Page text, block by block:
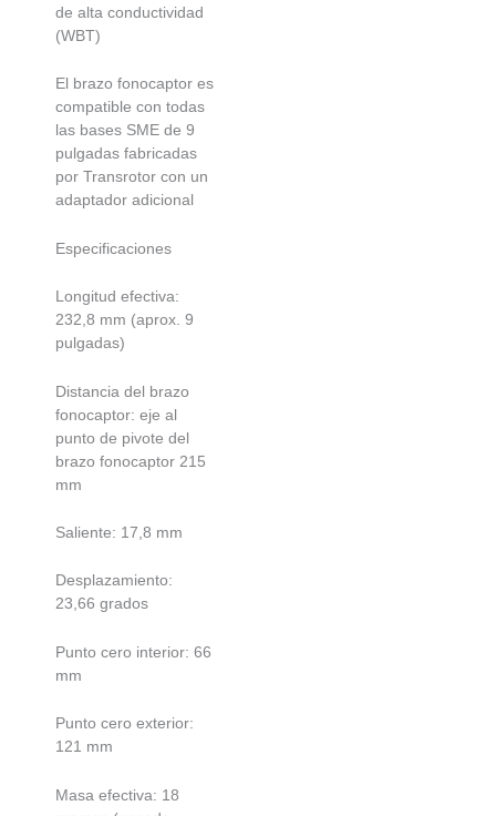
de alta conductividad
(WBT)
El brazo fonocaptor es
compatible con todas
las bases SME de 9
pulgadas fabricadas
por Transrotor con un
adaptador adicional
Especificaciones
Longitud efectiva:
232,8 mm (aprox. 9
pulgadas)
Distancia del brazo
fonocaptor: eje al
punto de pivote del
brazo fonocaptor 215
mm
Saliente: 17,8 mm
Desplazamiento:
23,66 grados
Punto cero interior: 66
mm
Punto cero exterior:
121 mm
Masa efectiva: 18